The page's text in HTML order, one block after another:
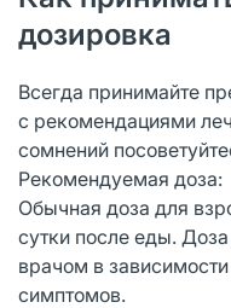
дозировка
Всегда принимайте
с рекомендациями
сомнений
Рекомендуемая доза:
Обычная доза для
сутки после еды.
врачом в
симптомов.